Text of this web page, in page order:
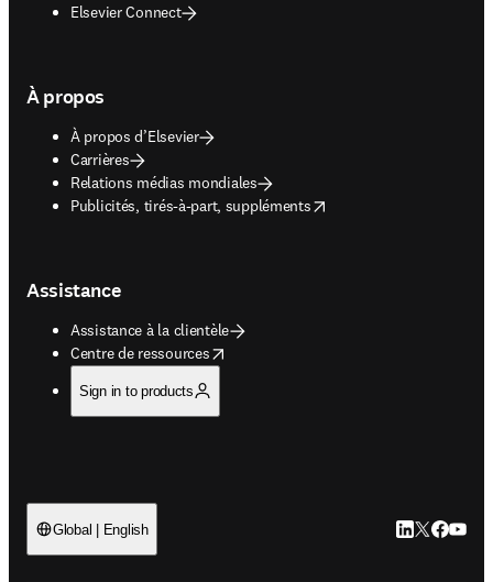
Elsevier Connect
À propos
À propos d’Elsevier
Carrières
Relations médias mondiales
Publicités, tirés-à-part, suppléments
opens in new tab/window
Assistance
Assistance à la clientèle
Centre de ressources
opens in new tab/window
Sign in to products
Global | English LinkedIn
Twitter